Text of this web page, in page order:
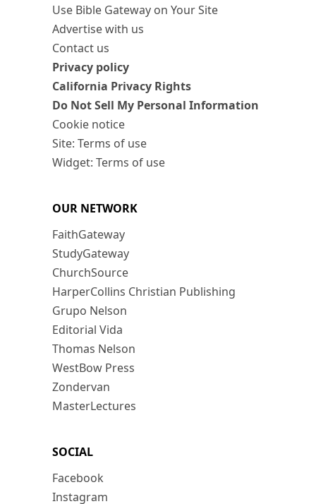
Use Bible Gateway on Your Site
Advertise with us
Contact us
Privacy policy
California Privacy Rights
Do Not Sell My Personal Information
Cookie notice
Site: Terms of use
Widget: Terms of use
OUR NETWORK
FaithGateway
StudyGateway
ChurchSource
HarperCollins Christian Publishing
Grupo Nelson
Editorial Vida
Thomas Nelson
WestBow Press
Zondervan
MasterLectures
SOCIAL
Facebook
Instagram